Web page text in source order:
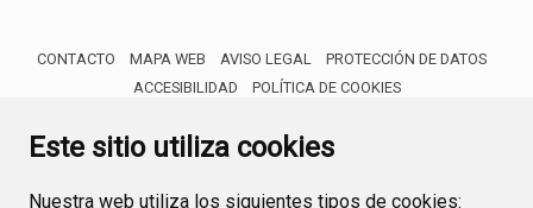
Este sitio utiliza cookies
Nuestra web utiliza los siguientes tipos de cookies:
CONTACTO MAPA WEB AVISO LEGAL
PROTECCIÓN DE DATOS
ACCESIBILIDAD
POLÍTICA DE COOKIES